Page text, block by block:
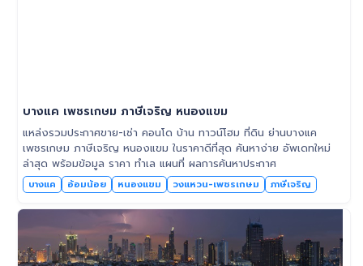
บางแค เพชรเกษม ภาษีเจริญ หนองแขม
แหล่งรวมประกาศขาย-เช่า คอนโด บ้าน ทาวน์โฮม ที่ดิน ย่านบางแค
เพชรเกษม ภาษีเจริญ หนองแขม ในราคาดีที่สุด ค้นหาง่าย อัพเดทใหม่
ล่าสุด พร้อมข้อมูล ราคา ทำเล แผนที่ ผลการค้นหาประกาศ
บางแค อ้อมน้อย หนองแขม วงแหวน-เพชรเกษม ภาษีเจริญ